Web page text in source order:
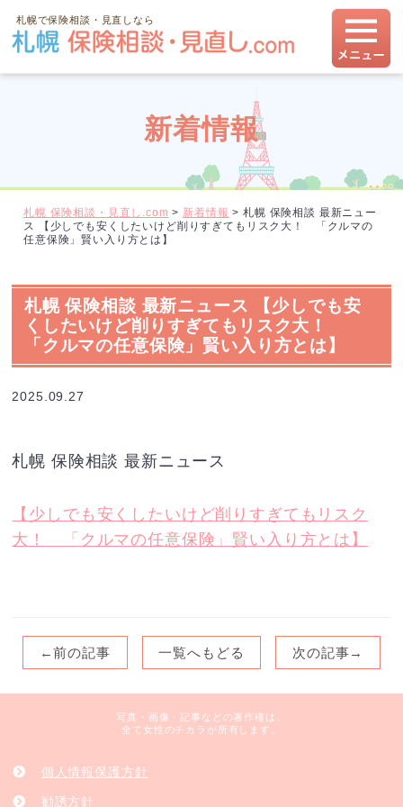
札幌で保険相談・見直しなら
新着情報
札幌 保険相談・見直し.com > 新着情報 > 札幌 保険相談 最新ニュー
ス 【少しでも安くしたいけど削りすぎてもリスク大！ 「クルマの
任意保険」賢い入り方とは】
札幌 保険相談 最新ニュース 【少しでも安
くしたいけど削りすぎてもリスク大！
「クルマの任意保険」賢い入り方とは】
2025.09.27
札幌 保険相談 最新ニュース
【少しでも安くしたいけど削りすぎてもリスク
大！ 「クルマの任意保険」賢い入り方とは】
←前の記事 一覧へもどる 次の記事→
写真・画像・記事などの著作権は、
全て女性のチカラが所有します。
個人情報保護方針
勧誘方針